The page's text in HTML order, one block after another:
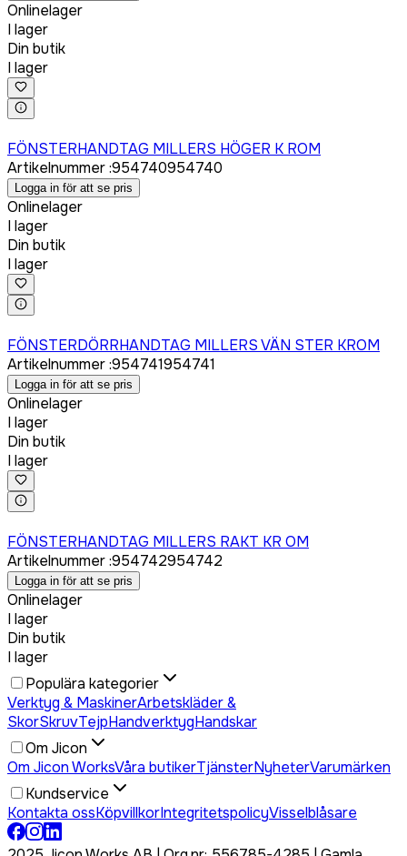
Onlinelager
I lager
Din butik
I lager
FÖNSTERHANDTAG MILLERS HÖGER K ROM
Artikelnummer:954740954740
Logga in för att se pris
Onlinelager
I lager
Din butik
I lager
FÖNSTERDÖRRHANDTAG MILLERS VÄN STER KROM
Artikelnummer:954741954741
Logga in för att se pris
Onlinelager
I lager
Din butik
I lager
FÖNSTERHANDTAG MILLERS RAKT KR OM
Artikelnummer:954742954742
Logga in för att se pris
Onlinelager
I lager
Din butik
I lager
Populära kategorier
Verktyg & MaskinerArbetskläder &
SkorSkruvTejpHandverktygHandskar
Om Jicon
Om Jicon WorksVåra butikerTjänsterNyheterVarumärken
Kundservice
Kontakta ossKöpvillkorIntegritetspolicyVisselblåsare